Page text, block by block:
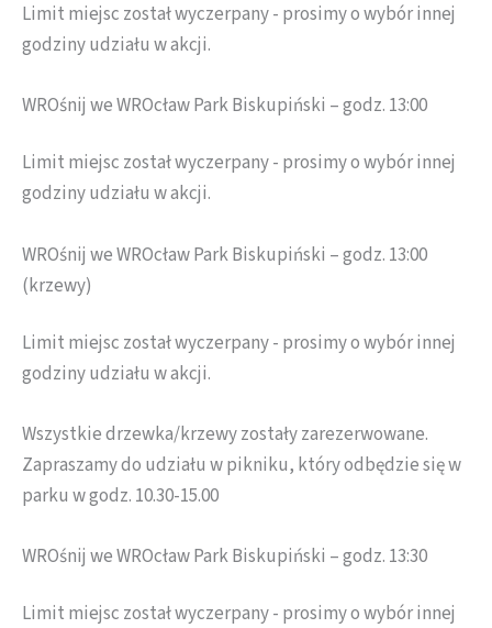
Limit miejsc został wyczerpany - prosimy o wybór innej
godziny udziału w akcji.
WROśnij we WROcław Park Biskupiński – godz. 13:00
Limit miejsc został wyczerpany - prosimy o wybór innej
godziny udziału w akcji.
WROśnij we WROcław Park Biskupiński – godz. 13:00
(krzewy)
Limit miejsc został wyczerpany - prosimy o wybór innej
godziny udziału w akcji.
Wszystkie drzewka/krzewy zostały zarezerwowane.
Zapraszamy do udziału w pikniku, który odbędzie się w
parku w godz. 10.30-15.00
WROśnij we WROcław Park Biskupiński – godz. 13:30
Limit miejsc został wyczerpany - prosimy o wybór innej